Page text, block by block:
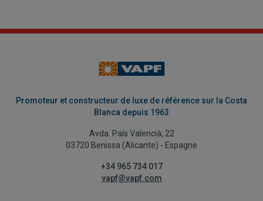
Promoteur et constructeur de luxe de référence sur la Costa
Blanca depuis 1963
Avda. País Valencià, 22
03720 Benissa (Alicante) - Espagne
+34 965 734 017
vapf@vapf.com